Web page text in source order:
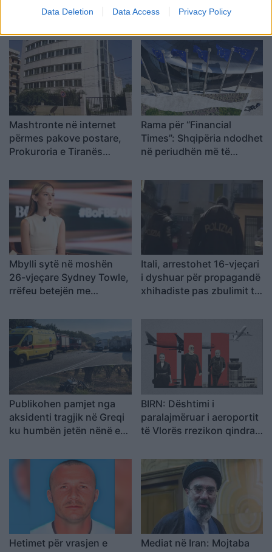
Data Deletion Data Access Privacy Policy
Mashtronte në internet
përmes pakove postare,
Prokuroria e Tiranës
nigerianin
Rama për “Financial
Times”: Shqipëria ndodhet
në periudhën më të
Mbylli sytë në moshën
26-vjeçare Sydney Towle,
rrëfeu betejën me
një milion ndjekësish
Itali, arrestohet 16-vjeçari
i dyshuar për propagandë
xhihadiste pas zbulimit të
Publikohen pamjet nga
aksidenti tragjik në Greqi
ku humbën jetën nënë e
makinat u përplasën kokë
më kokë (VIDEO)
BIRN: Dështimi i
paralajmëruar i aeroportit
të Vlorës rrezikon qindra
Hetimet për vrasjen e
Mediat në Iran: Mojtaba